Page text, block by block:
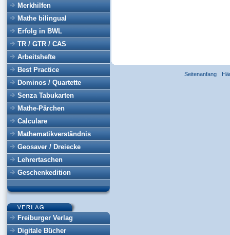
Merkhilfen
Mathe bilingual
Erfolg in BWL
TR / GTR / CAS
Arbeitshefte
Best Practice
Dominos / Quartette
Senza Tabukarten
Mathe-Pärchen
Calculare
Mathematikverständnis
Geosaver / Dreiecke
Lehrertaschen
Geschenkedition
Freiburger Verlag
Digitale Bücher
Seitenanfang